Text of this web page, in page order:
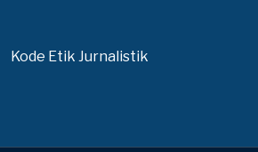
Kode Etik Jurnalistik